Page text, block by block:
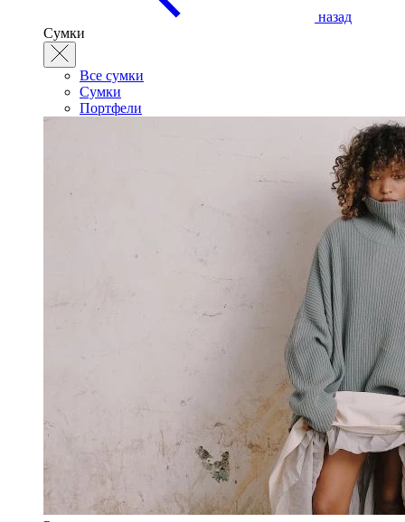
назад
Сумки
Все сумки
Сумки
Портфели